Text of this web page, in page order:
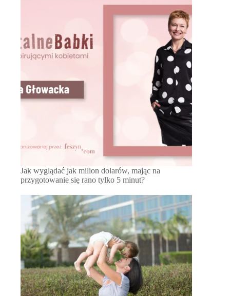
Jak wyglądać jak milion dolarów, mając na
przygotowanie się rano tylko 5 minut?